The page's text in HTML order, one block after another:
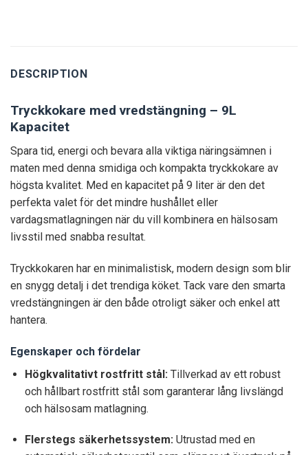
DESCRIPTION
Tryckkokare med vredstängning – 9L
Kapacitet
Spara tid, energi och bevara alla viktiga näringsämnen i
maten med denna smidiga och kompakta tryckkokare av
högsta kvalitet. Med en kapacitet på 9 liter är den det
perfekta valet för det mindre hushållet eller
vardagsmatlagningen när du vill kombinera en hälsosam
livsstil med snabba resultat.
Tryckkokaren har en minimalistisk, modern design som blir
en snygg detalj i det trendiga köket. Tack vare den smarta
vredstängningen är den både otroligt säker och enkel att
hantera.
Egenskaper och fördelar
Högkvalitativt rostfritt stål: Tillverkad av ett robust
och hållbart rostfritt stål som garanterar lång livslängd
och hälsosam matlagning.
Flerstegs säkerhetssystem:Utrustad med en